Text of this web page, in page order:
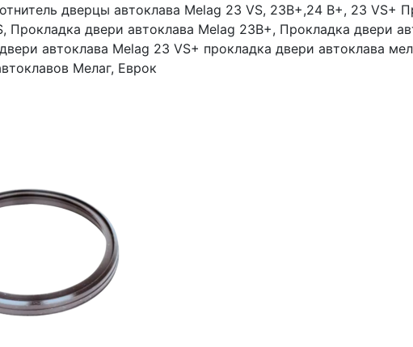
дверцы автоклава Melag 23 VS, 23B+,24 B+, 23 VS+
Прокладка двери автоклава Melag 23B+, Прокладка двери
автоклава Melag 23 VS+ прокладка двери автоклава
Мелаг, Еврок